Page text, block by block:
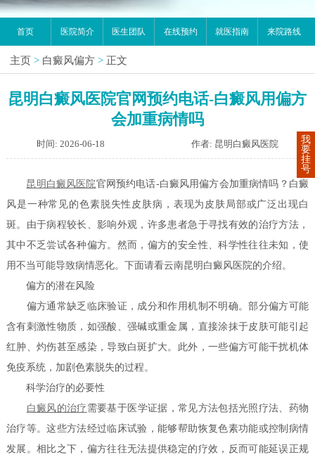
首页 医院简介 医生团队 在线预约 就医指南 来院路线
主页 > 白癜风偏方 > 正文
昆明白癜风医院官网预约电话-白癜风用偏方
会加重病情吗
时间: 2026-06-18 作者: 昆明白癜风医院
昆明白癜风医院官网预约电话-白癜风用偏方会加重病情吗？白癜
风是一种常见的色素脱失性皮肤病，表现为皮肤局部或广泛出现白
斑。由于病程较长、影响外观，许多患者急于寻找有效的治疗方法，
其中不乏尝试各种偏方。然而，偏方的安全性、科学性往往未知，使
用不当可能导致病情恶化。下面请看云南昆明白癜风医院的介绍。
偏方的潜在风险
偏方通常缺乏临床验证，成分和作用机制不明确。部分偏方可能
含有刺激性物质，如强酸、强碱或重金属，直接涂抹于皮肤可能引起
红肿、灼伤甚至感染，导致白斑扩大。此外，一些偏方可能干扰机体
免疫系统，加剧色素脱失的过程。
科学治疗的必要性
白癜风的治疗 需要基于医学证据，常见方法包括光照疗法、药物
治疗等。这些方法经过临床试验，能够帮助恢复色素功能或控制病情
发展。相比之下，偏方往往无法提供稳定的疗效，反而可能延误正规
我
要
挂
号